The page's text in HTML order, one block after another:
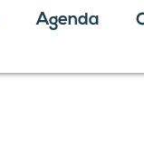
Agenda